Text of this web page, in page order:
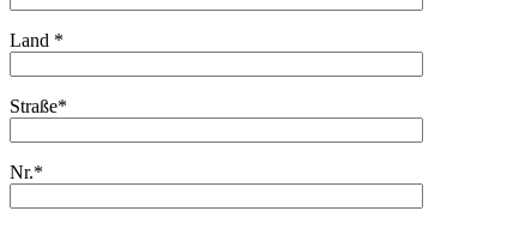
Land *
Straße*
Nr.*